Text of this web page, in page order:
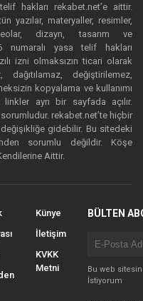
hakları rekabet.net’e aittir.
yazılar, materyaller, resimler,
dizayn, tasarım ve
numaralı yasa telif hakları
izni olmaksızın ticari olarak
değiştirilemez,
kopyalama ve kullanımı
linkler ayrı bir sayfada açılır.
sorumludur. rekabet.net’te hiçbir
gidebilir. Bu sitedeki
sorumlu değildir. Köşe
Aittir.
Künye
İletişim
KVKK
Metni
BÜLTEN
Bu web
İstiyorum